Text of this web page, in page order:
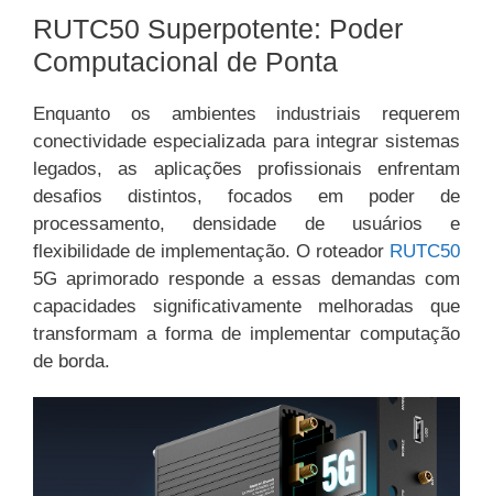
RUTC50 Superpotente: Poder
Computacional de Ponta
Enquanto os ambientes industriais requerem
conectividade especializada para integrar sistemas
legados, as aplicações profissionais enfrentam
desafios distintos, focados em poder de
processamento, densidade de usuários e
flexibilidade de implementação. O roteador RUTC50
5G aprimorado responde a essas demandas com
capacidades significativamente melhoradas que
transformam a forma de implementar computação
de borda.